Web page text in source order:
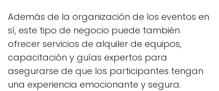
Además de la organización de los eventos en
sí, este tipo de negocio puede también
ofrecer servicios de alquiler de equipos,
capacitación y guías expertos para
asegurarse de que los participantes tengan
una experiencia emocionante y segura.